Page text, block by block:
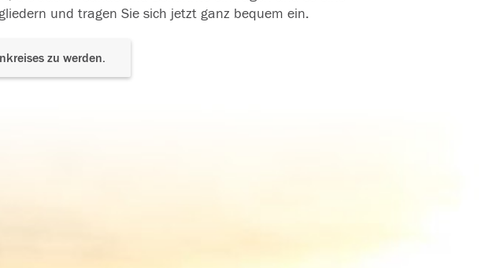
und tragen Sie sich jetzt ganz bequem ein.
zu werden.